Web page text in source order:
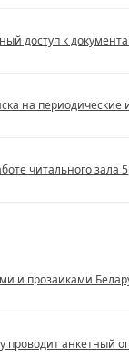
доступ к
на периодические
читального зала
и прозаиками
проводит анкетный